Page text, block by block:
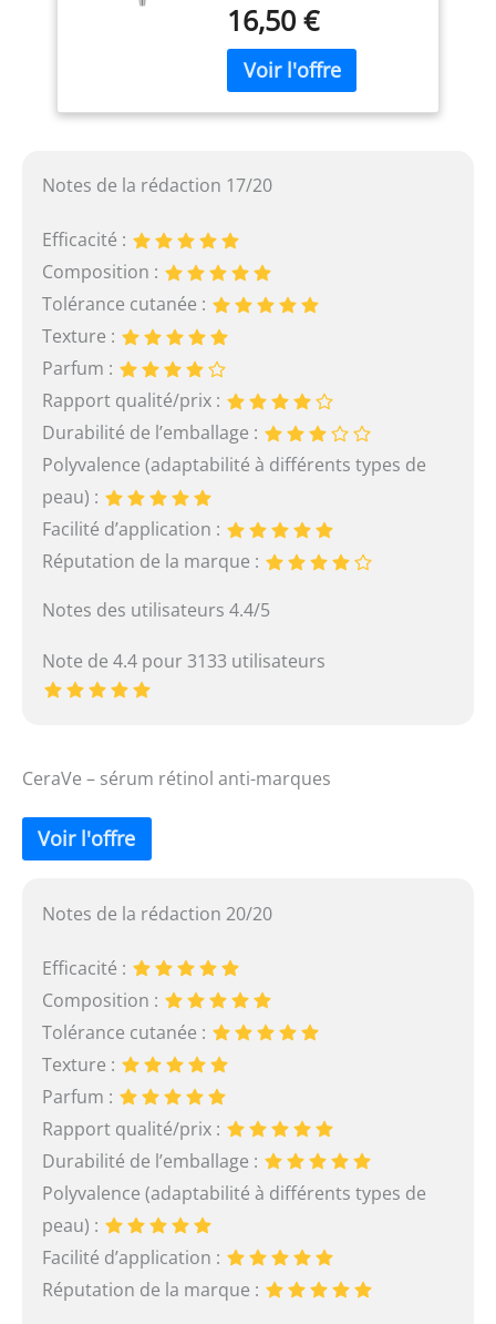
améliorer l'apparence de
la texture de la peau
[Texture légère]
Application confortable
au quotidien [Routine de
[Utilisation progressive]
premières applications
Utiliser un écran solaire
le lendemain
16,50 €
Notes de la rédaction 17/20
Efficacité :
Composition :
Tolérance cutanée :
Texture :
Parfum :
Rapport qualité/prix :
Durabilité de l’emballage :
Polyvalence (adaptabilité à différents types de
peau) :
Facilité d’application :
Réputation de la marque :
Notes des utilisateurs 4.4/5
Note de 4.4 pour 3133 utilisateurs
CeraVe – sérum rétinol anti-marques
Notes de la rédaction 20/20
Efficacité :
Composition :
Tolérance cutanée :
Texture :
Parfum :
Rapport qualité/prix :
Durabilité de l’emballage :
Polyvalence (adaptabilité à différents types de
peau) :
Facilité d’application :
Réputation de la marque :